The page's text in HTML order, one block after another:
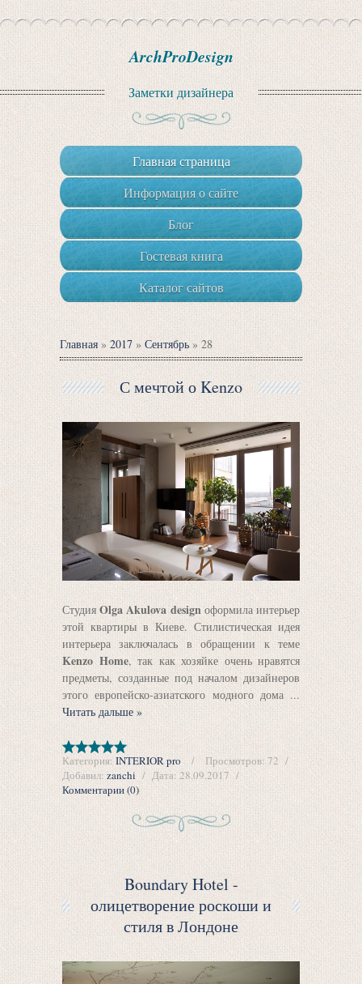
ArchProDesign
Заметки дизайнера
Главная страница
Информация о сайте
Блог
Гостевая книга
Каталог сайтов
Главная»2017 » Сентябрь » 28
С мечтой о Kenzo
СтудияOlga Akulova designоформила интерьер
этой квартиры в Киеве. Стилистическая идея
интерьера заключалась в обращении к теме
Kenzo Home, так как хозяйке очень нравятся
предметы, созданные под началом дизайнеров
этого европейско-азиатского модного дома ...
Читать дальше »
Категория: INTERIOR pro Просмотров: 72
Добавил: zanchi Дата: 28.09.2017
Комментарии (0)
Boundary Hotel -
олицетворение роскоши и
стиля в Лондоне